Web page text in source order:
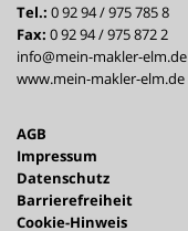
Tel.: 0 92 94 / 975 785 8
Fax: 0 92 94 / 975 872 2
info@mein-makler-elm.de
www.mein-makler-elm.de
AGB
Impressum
Datenschutz
Barrierefreiheit
Cookie-Hinweis